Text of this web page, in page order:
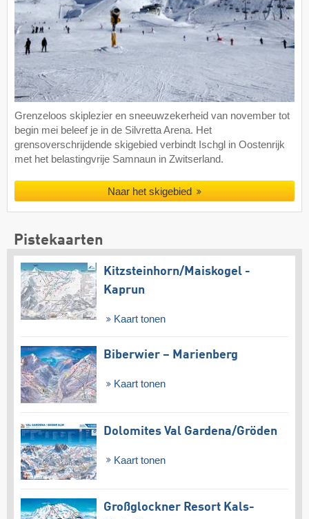
Grenzeloos skiplezier en sneeuwzekerheid van november tot
begin mei beleef je in de Silvretta Arena. Het
grensoverschrijdende skigebied verbindt Ischgl in Oostenrijk
met het belastingvrije Samnaun in Zwitserland.
Naar het skigebied
Pistekaarten
Kitzsteinhorn/​Maiskogel -
Kaprun
Kaart tonen
Biberwier – Marienberg
Kaart tonen
Dolomites Val Gardena/​Gröden
Kaart tonen
Großglockner Resort Kals-